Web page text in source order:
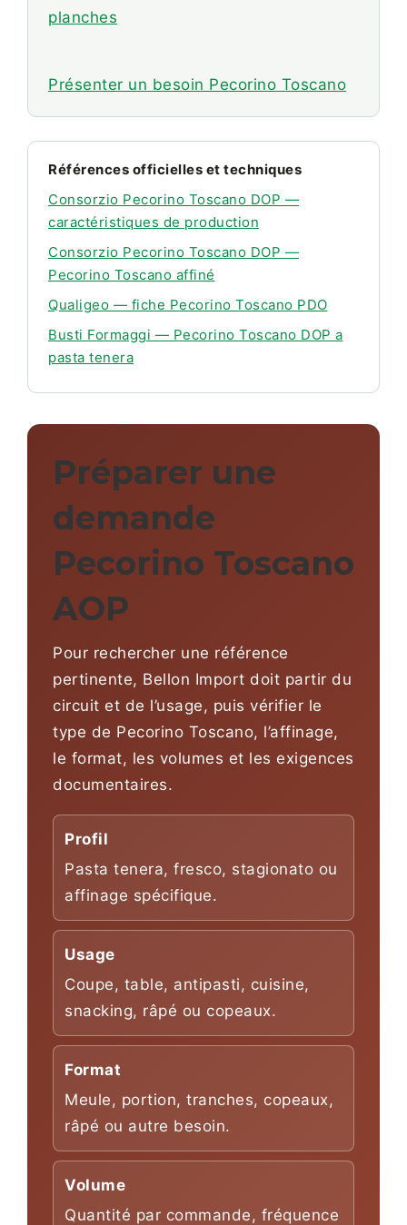
planches
Présenter un besoin Pecorino Toscano
Références officielles et techniques
Consorzio Pecorino Toscano DOP —
caractéristiques de production
Consorzio Pecorino Toscano DOP —
Pecorino Toscano affiné
Qualigeo — fiche Pecorino Toscano PDO
Busti Formaggi — Pecorino Toscano DOP a
pasta tenera
Préparer une
demande
Pecorino Toscano
AOP
Pour rechercher une référence
pertinente, Bellon Import doit partir du
circuit et de l’usage, puis vérifier le
type de Pecorino Toscano, l’affinage,
le format, les volumes et les exigences
documentaires.
Profil
Pasta tenera, fresco, stagionato ou
affinage spécifique.
Usage
Coupe, table, antipasti, cuisine,
snacking, râpé ou copeaux.
Format
Meule, portion, tranches, copeaux,
râpé ou autre besoin.
Volume
Quantité par commande, fréquence